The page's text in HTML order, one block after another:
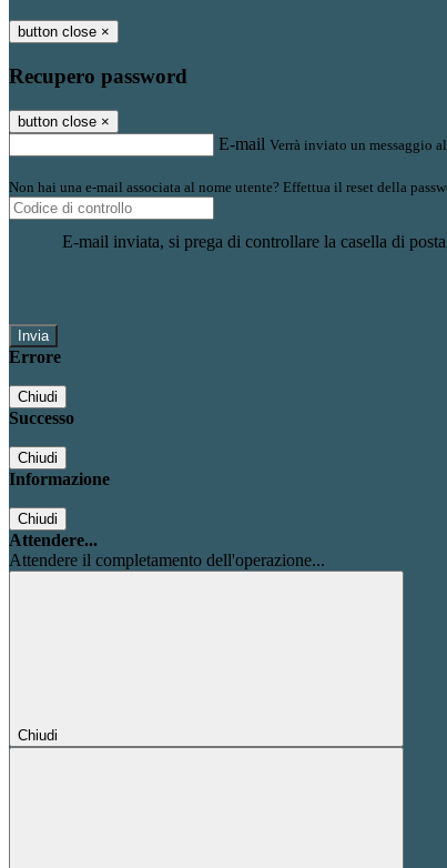
button close ×
Recupero password
button close ×
E-mail Verrà inviato un messaggio
Non hai una e-mail associata al nome utente? Effettua il reset della
E-mail inviata, si prega di controllare la casella di
Errore
Chiudi
Successo
Chiudi
Informazione
Chiudi
Attendere...
Attendere il completamento dell'operazione...
Chiudi